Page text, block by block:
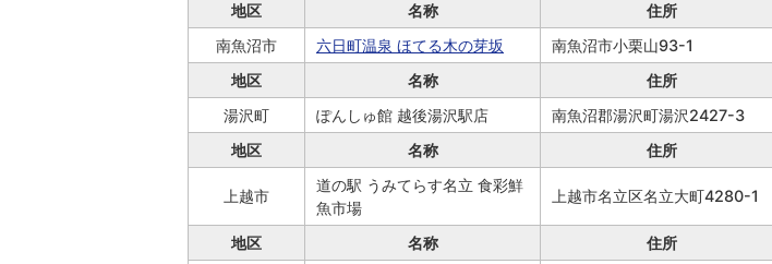
地区
名称 住所
南魚沼市
六日町温泉 ほてる木の芽坂 南魚沼市小栗山93-1
地区
名称 住所
湯沢町
ぽんしゅ館 越後湯沢駅店 南魚沼郡湯沢町湯沢2427-3
地区
名称 住所
上越市
道の駅 うみてらす名立 食彩鮮
魚市場
上越市名立区名立大町4280-1
地区 名称 住所